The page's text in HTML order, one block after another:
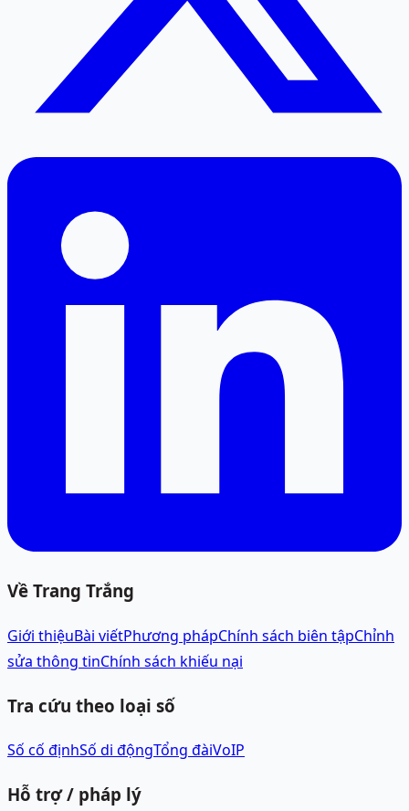
Về Trang Trắng
Giới thiệuBài viếtPhương phápChính sách biên tậpChỉnh
sửa thông tinChính sách khiếu nại
Tra cứu theo loại số
Số cố địnhSố di độngTổng đàiVoIP
Hỗ trợ / pháp lý